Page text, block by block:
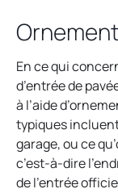
En ce qui
d’entrée de
à l’aide
typiques incluent
garage, ou ce
c’est-à-dire
de l’entrée